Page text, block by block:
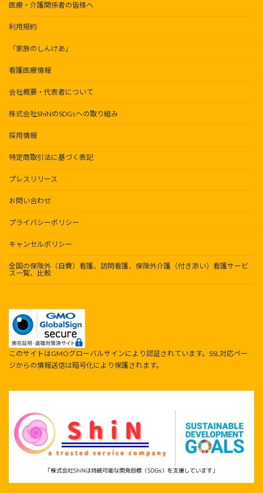
医療・介護関係者の皆様へ
利用規約
「家族のしんけあ」
看護医療情報
会社概要・代表者について
株式会社ShiNのSDGsへの取り組み
採用情報
特定商取引法に基づく表記
プレスリリース
お問い合わせ
プライバシーポリシー
キャンセルポリシー
全国の保険外（自費）看護、訪問看護、保険外介護（付き添い）看護サービ
ス一覧、比較
このサイトはGMOグローバルサインにより認証されています。SSL対応ペー
ジからの情報送信は暗号化により保護されます。